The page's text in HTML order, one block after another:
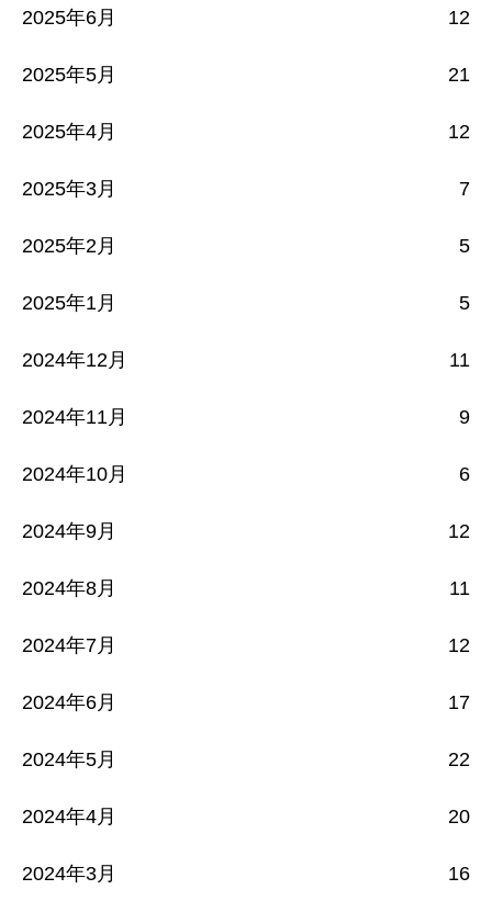
2025年6月 12
2025年5月 21
2025年4月 12
2025年3月 7
2025年2月 5
2025年1月 5
2024年12月 11
2024年11月 9
2024年10月 6
2024年9月 12
2024年8月 11
2024年7月 12
2024年6月 17
2024年5月 22
2024年4月 20
2024年3月 16